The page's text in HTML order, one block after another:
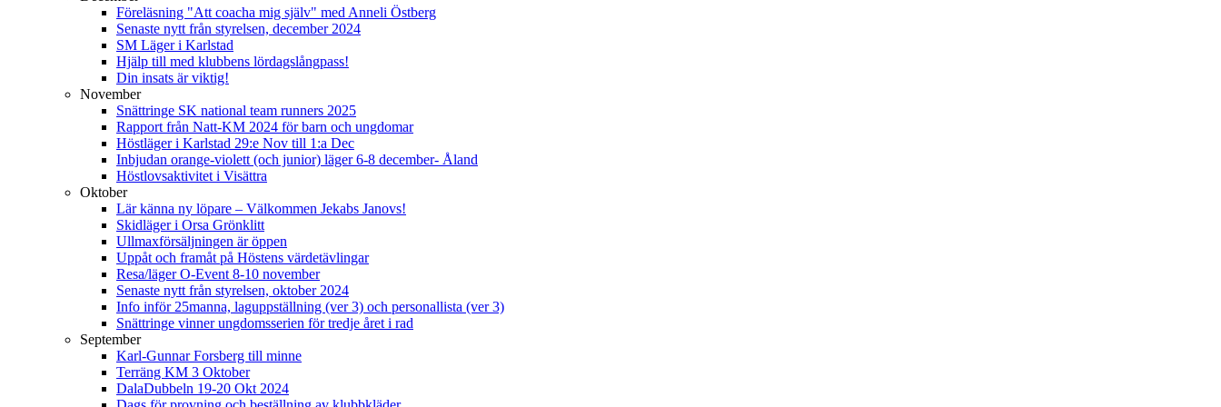
Föreläsning "Att coacha mig själv" med Anneli Östberg
Senaste nytt från styrelsen, december 2024
SM Läger i Karlstad
Hjälp till med klubbens lördagslångpass!
Din insats är viktig!
November
Snättringe SK national team runners 2025
Rapport från Natt-KM 2024 för barn och ungdomar
Höstläger i Karlstad 29:e Nov till 1:a Dec
Inbjudan orange-violett (och junior) läger 6-8 december- Åland
Höstlovsaktivitet i Visättra
Oktober
Lär känna ny löpare – Välkommen Jekabs Janovs!
Skidläger i Orsa Grönklitt
Ullmaxförsäljningen är öppen
Uppåt och framåt på Höstens värdetävlingar
Resa/läger O-Event 8-10 november
Senaste nytt från styrelsen, oktober 2024
Info inför 25manna, laguppställning (ver 3) och personallista (ver 3)
Snättringe vinner ungdomsserien för tredje året i rad
September
Karl-Gunnar Forsberg till minne
Terräng KM 3 Oktober
DalaDubbeln 19-20 Okt 2024